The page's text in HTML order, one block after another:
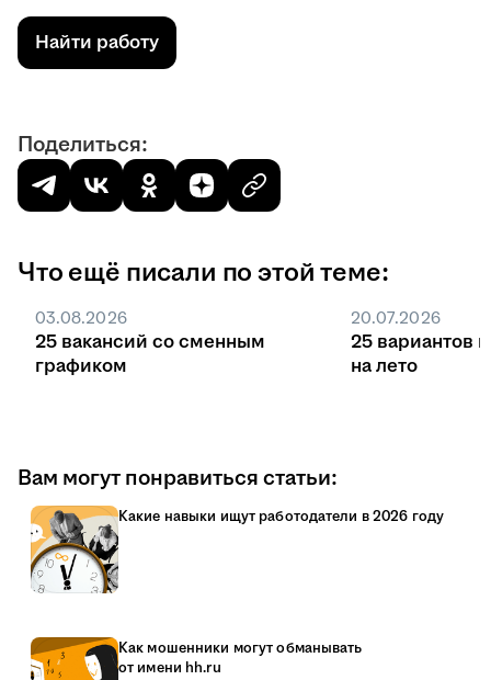
Найти работу
Поделиться:
Что ещё писали по этой теме:
03.08.2026
25 вакансий со сменным
графиком
20.07.2026
25 вариантов
на лето
Вам могут понравиться статьи:
Какие навыки ищут работодатели в 2026 году
Как мошенники могут обманывать
от имени hh.ru